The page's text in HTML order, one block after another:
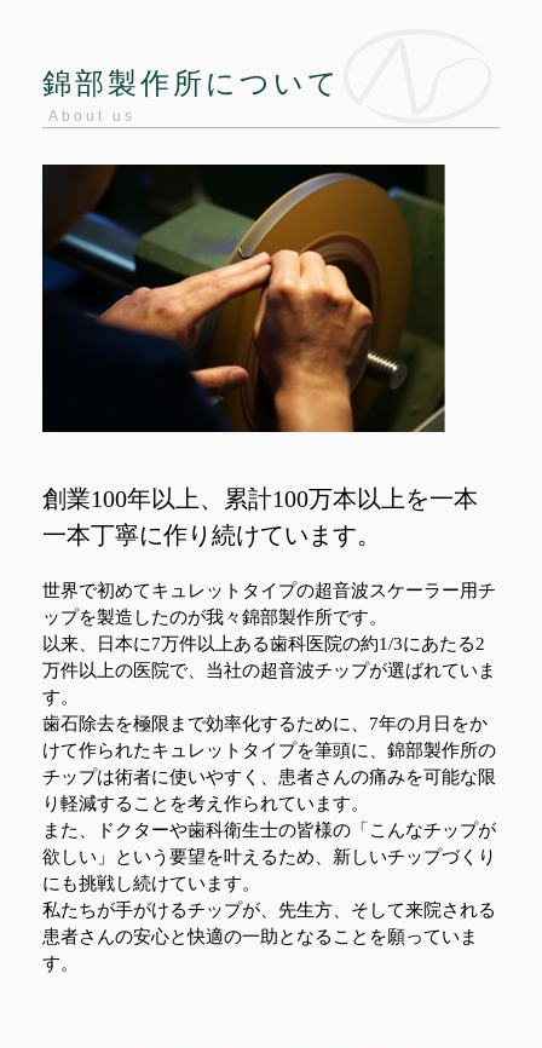
錦部製作所について
About us
創業100年以上、累計100万本以上を一本
一本丁寧に作り続けています。
世界で初めてキュレットタイプの超音波スケーラー用チ
ップを製造したのが我々錦部製作所です。
以来、日本に7万件以上ある歯科医院の約1/3にあたる2
万件以上の医院で、当社の超音波チップが選ばれていま
す。
歯石除去を極限まで効率化するために、7年の月日をか
けて作られたキュレットタイプを筆頭に、錦部製作所の
チップは術者に使いやすく、患者さんの痛みを可能な限
り軽減することを考え作られています。
また、ドクターや歯科衛生士の皆様の「こんなチップが
欲しい」という要望を叶えるため、新しいチップづくり
にも挑戦し続けています。
私たちが手がけるチップが、先生方、そして来院される
患者さんの安心と快適の一助となることを願っていま
す。